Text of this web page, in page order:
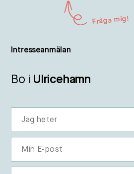
Intresseanmälan
Bo i Ulricehamn
Fråga mig!